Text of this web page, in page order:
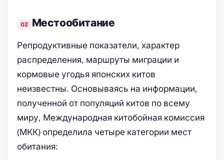
Местообитание
Репродуктивные показатели, характер
распределения, маршруты миграции и
кормовые угодья японских китов
неизвестны. Основываясь на информации,
полученной от популяций китов по всему
миру, Международная китобойная комиссия
(МКК) определила четыре категории мест
обитания: